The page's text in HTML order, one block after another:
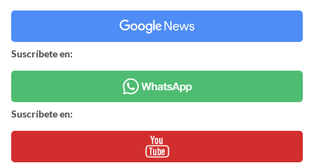
Suscríbete en:
Suscríbete en: